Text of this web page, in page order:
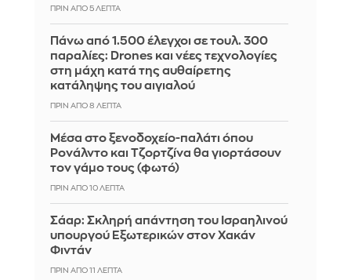
ΠΡΙΝ ΑΠΌ 5 ΛΕΠΤΆ
Πάνω από 1.500 έλεγχοι σε τουλ. 300
παραλίες: Drones και νέες τεχνολογίες
στη μάχη κατά της αυθαίρετης
κατάληψης του αιγιαλού
ΠΡΙΝ ΑΠΌ 8 ΛΕΠΤΆ
Μέσα στο ξενοδοχείο-παλάτι όπου
Ρονάλντο και Τζορτζίνα θα γιορτάσουν
τον γάμο τους (φωτό)
ΠΡΙΝ ΑΠΌ 10 ΛΕΠΤΆ
Σάαρ: Σκληρή απάντηση του Ισραηλινού
υπουργού Εξωτερικών στον Χακάν
Φιντάν
ΠΡΙΝ ΑΠΌ 11 ΛΕΠΤΆ